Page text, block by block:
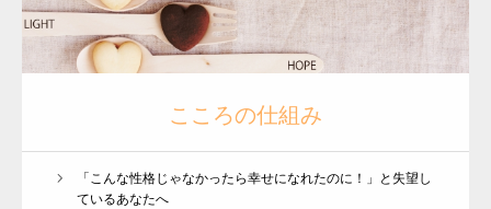
こころの仕組み
「こんな性格じゃなかったら幸せになれたのに！」と失望し
ているあなたへ